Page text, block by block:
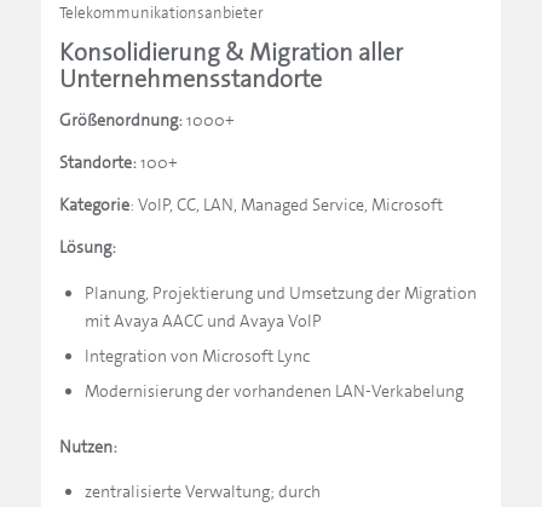
Telekommunikationsanbieter
Konsolidierung & Migration aller
Unternehmensstandorte
Größenordnung:1000+
Standorte:100+
Kategorie: VoIP, CC, LAN, Managed Service, Microsoft
Lösung:
Planung, Projektierung und Umsetzung der Migration
mit Avaya AACC und Avaya VoIP
Integration von Microsoft Lync
Modernisierung der vorhandenen LAN-Verkabelung
Nutzen:
zentralisierte Verwaltung; durch